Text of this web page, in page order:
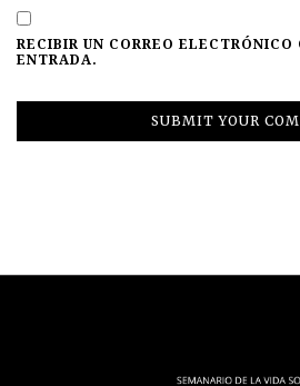
RECIBIR UN CORREO ELECTRÓNICO
ENTRADA.